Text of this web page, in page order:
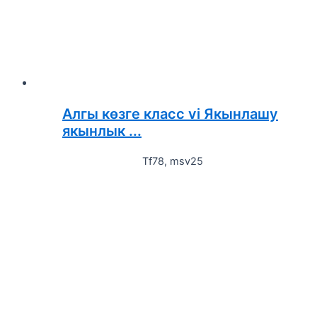
Алгы көзге класс vi Якынлашу
якынлык ...
Tf78, msv25